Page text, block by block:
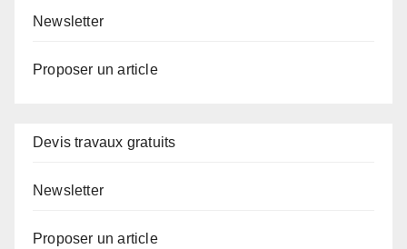
Newsletter
Proposer un article
Devis travaux gratuits
Newsletter
Proposer un article